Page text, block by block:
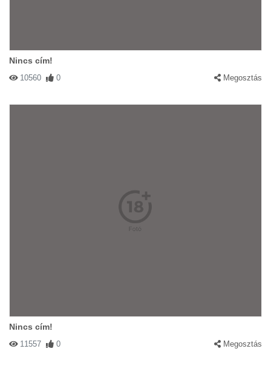
Nincs cím!
10560 0 Megosztás
Nincs cím!
11557 0 Megosztás